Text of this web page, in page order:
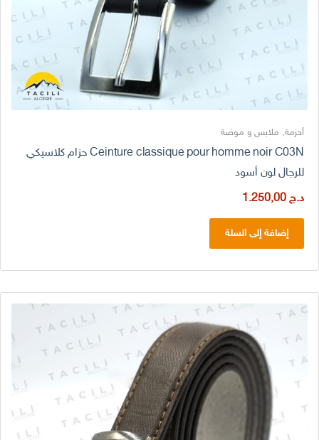
أحزمة,ملابس و موضة
Ceinture classique pour homme noir C03N حزام كلاسيكي
للرجال لون أسود
د.ج1.250,00
إضافة إلى السلة